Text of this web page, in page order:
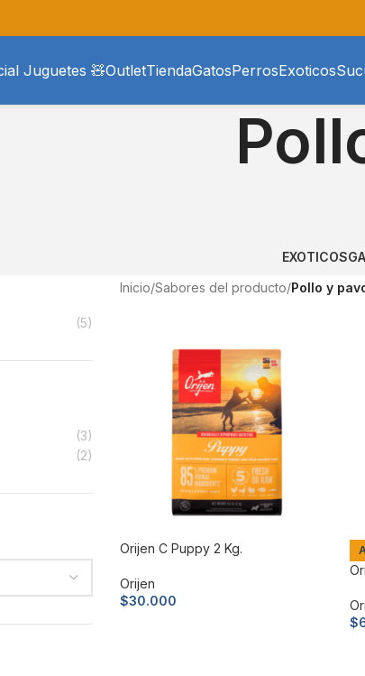
Juguetes 🧸OutletTiendaGatosPerrosExoticos
EXOTICOS
(5)
(3)
(2)
Inicio/Sabores del producto/Pollo y
Orijen C Puppy 2 Kg.
Orijen
$30.000
$